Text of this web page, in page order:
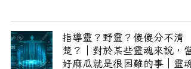
指導靈？野靈？傻傻分不清
楚？｜對於某些靈魂來說，當
好麻瓜就是很困難的事｜靈魂